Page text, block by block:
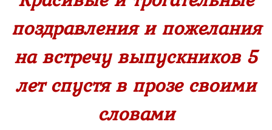
поздравления и пожелания
на встречу выпускников 5
лет спустя в прозе своими
словами